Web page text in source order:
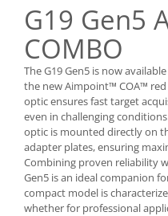
G19 Gen5
COMBO
The G19 Gen5 is now
the new Aimpoint™ COA™
optic ensures fast target
even in challenging
optic is mounted directly on
adapter plates, ensuring
Combining proven reliability
Gen5 is an ideal companion
compact model is
whether for professional